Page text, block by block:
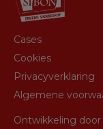
Cases
Cookies
Privacyverklaring
Algemene
Ontwikkeling door